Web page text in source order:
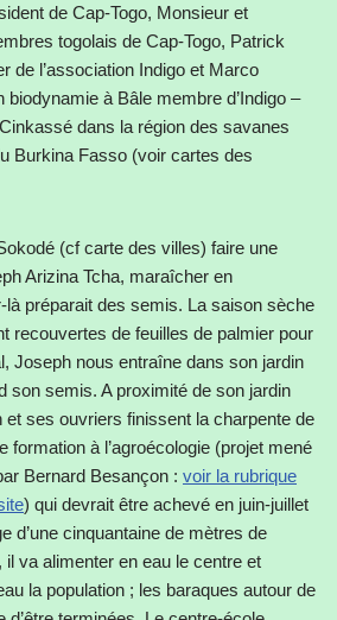
de Cap-Togo, Monsieur et
togolais de Cap-Togo, Patrick
de l’association Indigo et Marco
à Bâle membre d’Indigo –
dans la région des savanes
Burkina Fasso (voir cartes des
(cf carte des villes) faire une
Arizina Tcha, maraîcher en
là préparait des semis. La saison sèche
recouvertes de feuilles de palmier pour
Joseph nous entraîne dans son jardin
son semis. A proximité de son jardin
ses ouvriers finissent la charpente de
formation à l’agroécologie (projet mené
Bernard Besançon : voir la rubrique
) qui devrait être achevé en juin-juillet
d’une cinquantaine de mètres de
va alimenter en eau le centre et
la population ; les baraques autour de